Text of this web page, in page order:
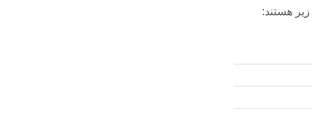
هستند: